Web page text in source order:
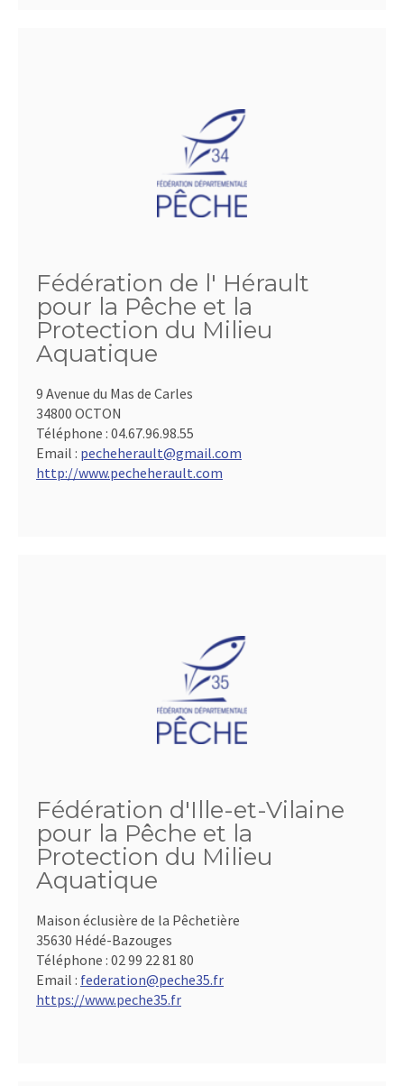
Fédération de l' Hérault
pour la Pêche et la
Protection du Milieu
Aquatique
9 Avenue du Mas de Carles
34800 OCTON
Téléphone : 04.67.96.98.55
Email : pecheherault@gmail.com
http://www.pecheherault.com
Fédération d'Ille-et-Vilaine
pour la Pêche et la
Protection du Milieu
Aquatique
Maison éclusière de la Pêchetière
35630 Hédé-Bazouges
Téléphone : 02 99 22 81 80
Email : federation@peche35.fr
https://www.peche35.fr